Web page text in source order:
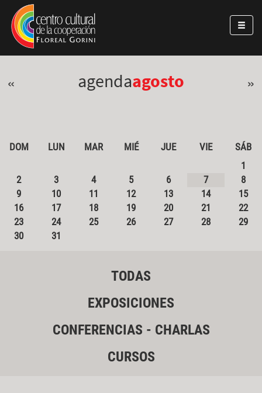
Pasar al contenido principal
Jump to main content
« agendaagosto »
DOM LUN MAR MIÉ JUE VIE
SÁB
1
2
3 4 5 6 7
8
9
10 11 12 13 14
15
16
17 18 19 20 21
22
23
24 25 26 27 28
29
30
31
TODAS
EXPOSICIONES
CONFERENCIAS - CHARLAS
CURSOS